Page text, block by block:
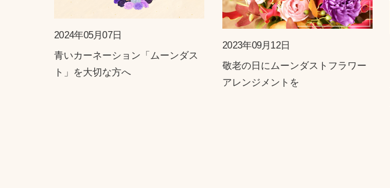
2024年05月07日
青いカーネーション「ムーンダス
ト」を大切な方へ
2023年09月12日
敬老の日にムーンダストフラワー
アレンジメントを